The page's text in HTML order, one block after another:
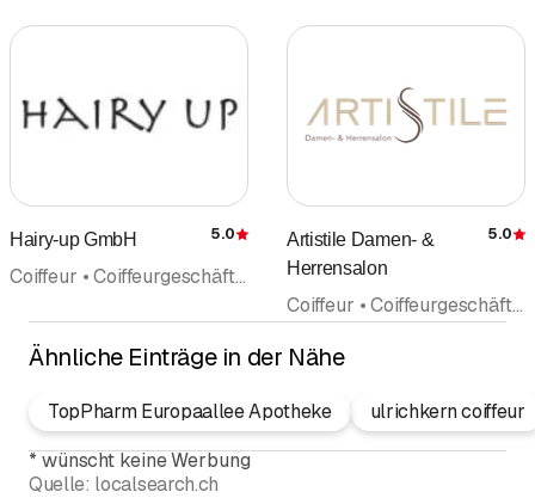
Hairy-up GmbH Bewertung
5.0
Coiffeur • Coiffeurgeschäft • Haarpflege • Kosmetische Produkte • Barbershop
Artistile Damen- &
Herrensalon
5.0
Coiffeur • Coiffeurgeschäft • Haarpflege • Styling Modeberatung • Barbershop • Haarinstitut • Kosmetische Produkte • Hochzeit
Ähnliche Einträge in der Nähe
TopPharm Europaallee Apotheke
ulrichkern coiffeur
*wünscht keine Werbung
Quelle: localsearch.ch